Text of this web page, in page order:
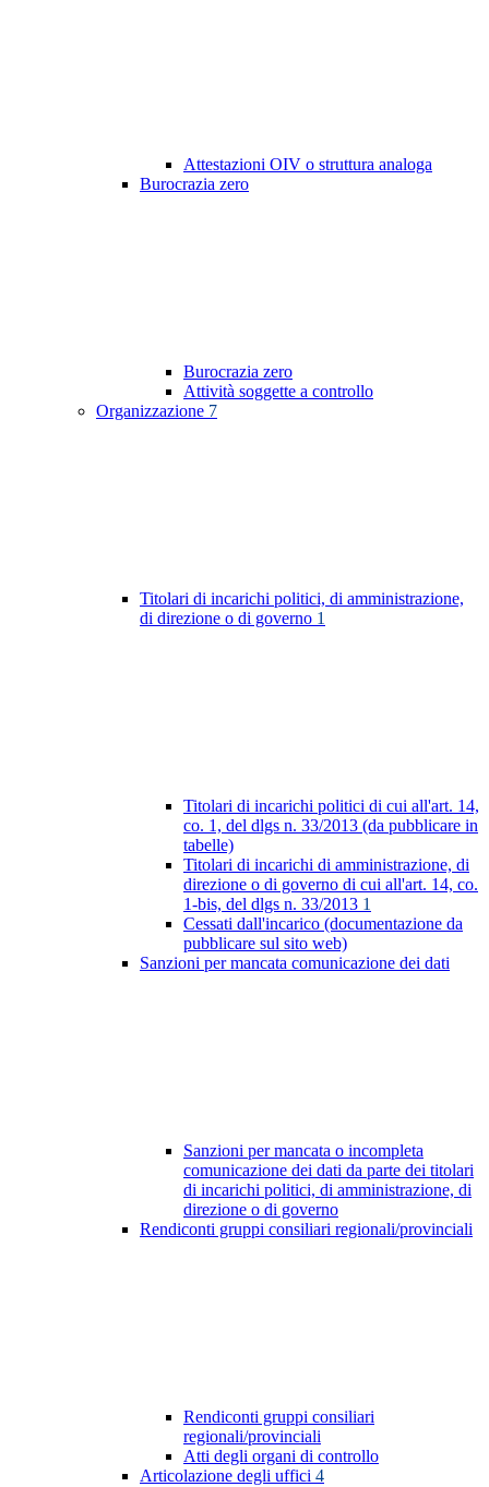
Attestazioni OIV o struttura analoga
Burocrazia zero
Burocrazia zero
Attività soggette a controllo
Organizzazione 7
Titolari di incarichi politici, di amministrazione,
di direzione o di governo 1
Titolari di incarichi politici di cui all'art. 14,
co. 1, del dlgs n. 33/2013 (da pubblicare in
tabelle)
Titolari di incarichi di amministrazione, di
direzione o di governo di cui all'art. 14, co.
1-bis, del dlgs n. 33/2013 1
Cessati dall'incarico (documentazione da
pubblicare sul sito web)
Sanzioni per mancata comunicazione dei dati
Sanzioni per mancata o incompleta
comunicazione dei dati da parte dei titolari
di incarichi politici, di amministrazione, di
direzione o di governo
Rendiconti gruppi consiliari regionali/provinciali
Rendiconti gruppi consiliari
regionali/provinciali
Atti degli organi di controllo
Articolazione degli uffici 4